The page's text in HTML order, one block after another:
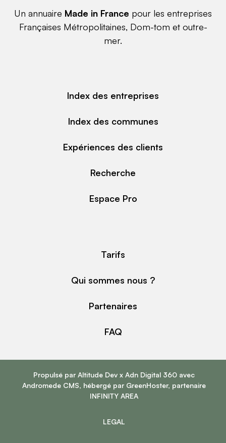
Un annuaire Made in France pour les entreprises
Françaises Métropolitaines, Dom-tom et outre-
mer.
Index des entreprises
Index des communes
Expériences des clients
Recherche
Espace Pro
Tarifs
Qui sommes nous ?
Partenaires
FAQ
Propulsé par Altitude Devx Adn Digital 360avec
Andromede CMS, hébergé par GreenHoster, partenaire
INFINITY AREA
LEGAL